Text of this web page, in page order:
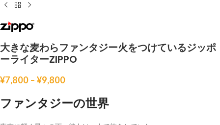
大きな麦わらファンタジー火をつけているジッポ
ーライターZIPPO
¥7,800 – ¥9,800
ファンタジーの世界